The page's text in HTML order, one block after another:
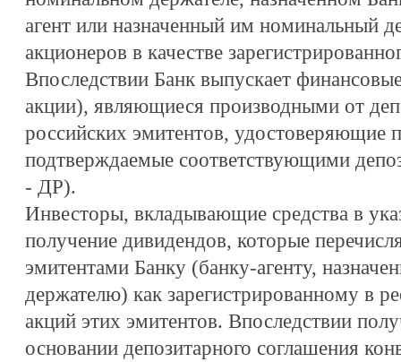
агент или назначенный им номинальный
акционеров в качестве
Впоследствии Банк выпускает
акции), являющиеся производными от
российских эмитентов, удостоверяющие
подтверждаемые соответствующими
- ДР).
Инвесторы, вкладывающие средства в
получение дивидендов, которые
эмитентами Банку (банку-агенту,
держателю) как зарегистрированному в
акций этих эмитентов. Впоследствии
основании депозитарного соглашения